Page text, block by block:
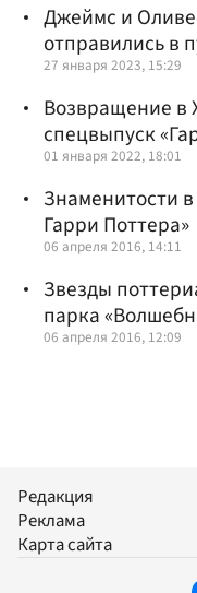
Джеймс и
отправились в
27 января 2023, 15:29
Возвращение в
спецвыпуск
01 января 2022, 18:01
Знаменитости
Гарри Поттера»
06 апреля 2016, 14:11
Звезды
парка
06 апреля 2016, 12:09
Редакция
Реклама
Карта сайта